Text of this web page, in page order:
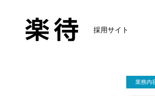
採用サイト
業務内